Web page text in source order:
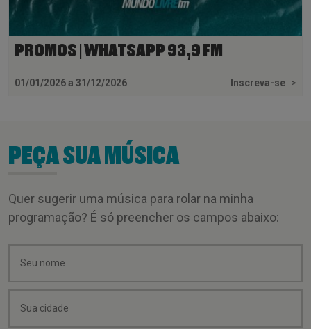
PROMOS | WHATSAPP 93,9 FM
01/01/2026 a 31/12/2026 Inscreva-se >
PEÇA SUA MÚSICA
Quer sugerir uma música para rolar na minha
programação? É só preencher os campos abaixo: